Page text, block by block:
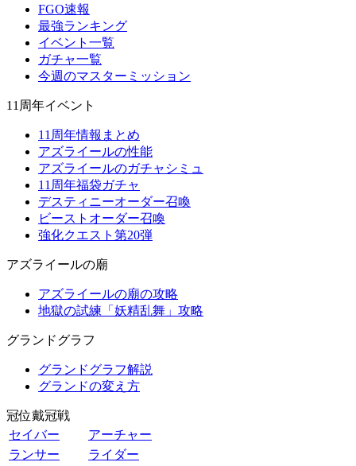
FGO速報
最強ランキング
イベント一覧
ガチャ一覧
今週のマスターミッション
11周年イベント
11周年情報まとめ
アズライールの性能
アズライールのガチャシミュ
11周年福袋ガチャ
デスティニーオーダー召喚
ビーストオーダー召喚
強化クエスト第20弾
アズライールの廟
アズライールの廟の攻略
地獄の試練「妖精乱舞」攻略
グランドグラフ
グランドグラフ解説
グランドの変え方
冠位戴冠戦
セイバー
アーチャー
ランサー
ライダー